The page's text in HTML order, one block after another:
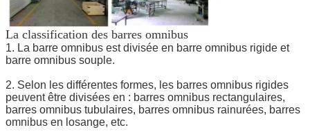
La classification des barres omnibus
1. La barre omnibus est divisée en barre omnibus rigide et
barre omnibus souple.
2. Selon les différentes formes, les barres omnibus rigides
peuvent être divisées en : barres omnibus rectangulaires,
barres omnibus tubulaires, barres omnibus rainurées, barres
omnibus en losange, etc.